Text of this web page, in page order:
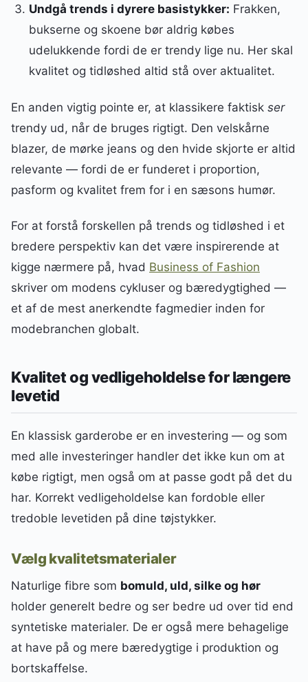
Undgå trends i dyrere basistykker: Frakken,
bukserne og skoene bør aldrig købes
udelukkende fordi de er trendy lige nu. Her skal
kvalitet og tidløshed altid stå over aktualitet.
En anden vigtig pointe er, at klassikere faktisk ser
trendy ud, når de bruges rigtigt. Den velskårne
blazer, de mørke jeans og den hvide skjorte er altid
relevante — fordi de er funderet i proportion,
pasform og kvalitet frem for i en sæsons humør.
For at forstå forskellen på trends og tidløshed i et
bredere perspektiv kan det være inspirerende at
kigge nærmere på, hvad Business of Fashion
skriver om modens cykluser og bæredygtighed —
et af de mest anerkendte fagmedier inden for
modebranchen globalt.
Kvalitet og vedligeholdelse for længere
levetid
En klassisk garderobe er en investering — og som
med alle investeringer handler det ikke kun om at
købe rigtigt, men også om at passe godt på det du
har. Korrekt vedligeholdelse kan fordoble eller
tredoble levetiden på dine tøjstykker.
Vælg kvalitetsmaterialer
Naturlige fibre som bomuld, uld, silke og hør
holder generelt bedre og ser bedre ud over tid end
syntetiske materialer. De er også mere behagelige
at have på og mere bæredygtige i produktion og
bortskaffelse.